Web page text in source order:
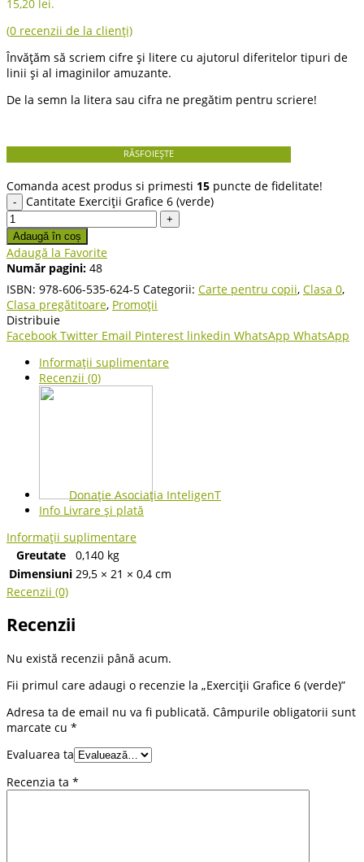
15,20 lei.
(0 recenzii de la clienți)
Învățăm să scriem cifre și litere cu ajutorul diferitelor tipuri de
linii și al imaginilor amuzante.
De la semn la litera sau cifra ne pregătim pentru scriere!
RĂSFOIEȘTE
Comanda acest produs si primesti 15 puncte de fidelitate!
Cantitate Exerciții Grafice 6 (verde)
Adaugă în coș
Adaugă la Favorite
Număr pagini: 48
ISBN: 978-606-535-624-5 Categorii: Carte pentru copii, Clasa 0,
Clasa pregătitoare, Promoții
Distribuie
Facebook Twitter Email Pinterest linkedin WhatsApp WhatsApp
Informații suplimentare
Recenzii (0)
Donație Asociația InteligenT
Info Livrare și plată
Informații suplimentare
Greutate
0,140 kg
Dimensiuni 29,5 × 21 × 0,4 cm
Recenzii (0)
Recenzii
Nu există recenzii până acum.
Fii primul care adaugi o recenzie la „Exerciții Grafice 6 (verde)”
Adresa ta de email nu va fi publicată. Câmpurile obligatorii sunt
marcate cu *
Evaluarea ta
Recenzia ta *